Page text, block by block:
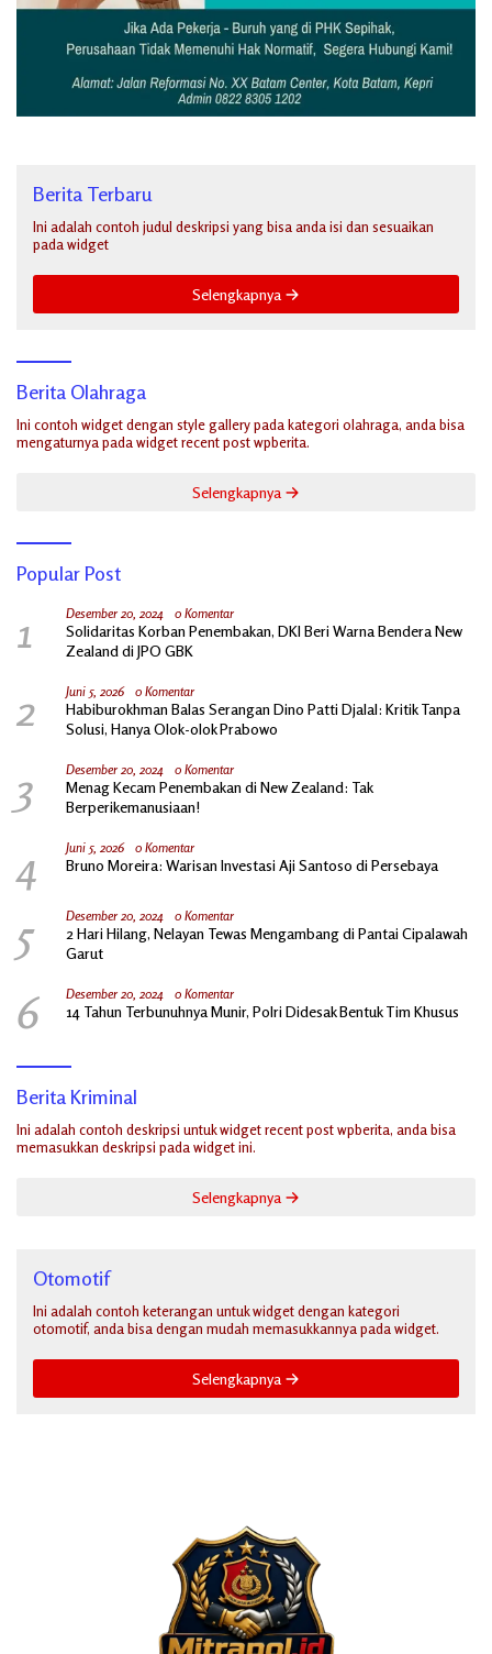
Berita Terbaru
Ini adalah contoh judul deskripsi yang bisa anda isi dan sesuaikan
pada widget
Selengkapnya
Berita Olahraga
Ini contoh widget dengan style gallery pada kategori olahraga, anda bisa
mengaturnya pada widget recent post wpberita.
Selengkapnya
Popular Post
1 Desember 20, 2024 0 Komentar
Solidaritas Korban Penembakan, DKI Beri Warna Bendera New
Zealand di JPO GBK
2 Juni 5, 2026 0 Komentar
Habiburokhman Balas Serangan Dino Patti Djalal: Kritik Tanpa
Solusi, Hanya Olok-olok Prabowo
3 Desember 20, 2024 0 Komentar
Menag Kecam Penembakan di New Zealand: Tak
Berperikemanusiaan!
4 Juni 5, 2026 0 Komentar
Bruno Moreira: Warisan Investasi Aji Santoso di Persebaya
5 Desember 20, 2024 0 Komentar
2 Hari Hilang, Nelayan Tewas Mengambang di Pantai Cipalawah
Garut
6 Desember 20, 2024 0 Komentar
14 Tahun Terbunuhnya Munir, Polri Didesak Bentuk Tim Khusus
Berita Kriminal
Ini adalah contoh deskripsi untuk widget recent post wpberita, anda bisa
memasukkan deskripsi pada widget ini.
Selengkapnya
Otomotif
Ini adalah contoh keterangan untuk widget dengan kategori
otomotif, anda bisa dengan mudah memasukkannya pada widget.
Selengkapnya